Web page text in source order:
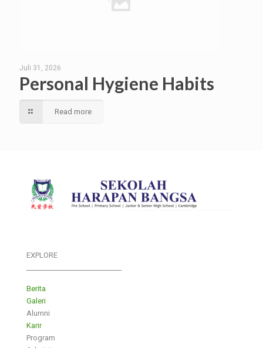
Juli 31, 2026
Personal Hygiene Habits
Read more
EXPLORE
Berita
Galeri
Alumni
Karir
Program